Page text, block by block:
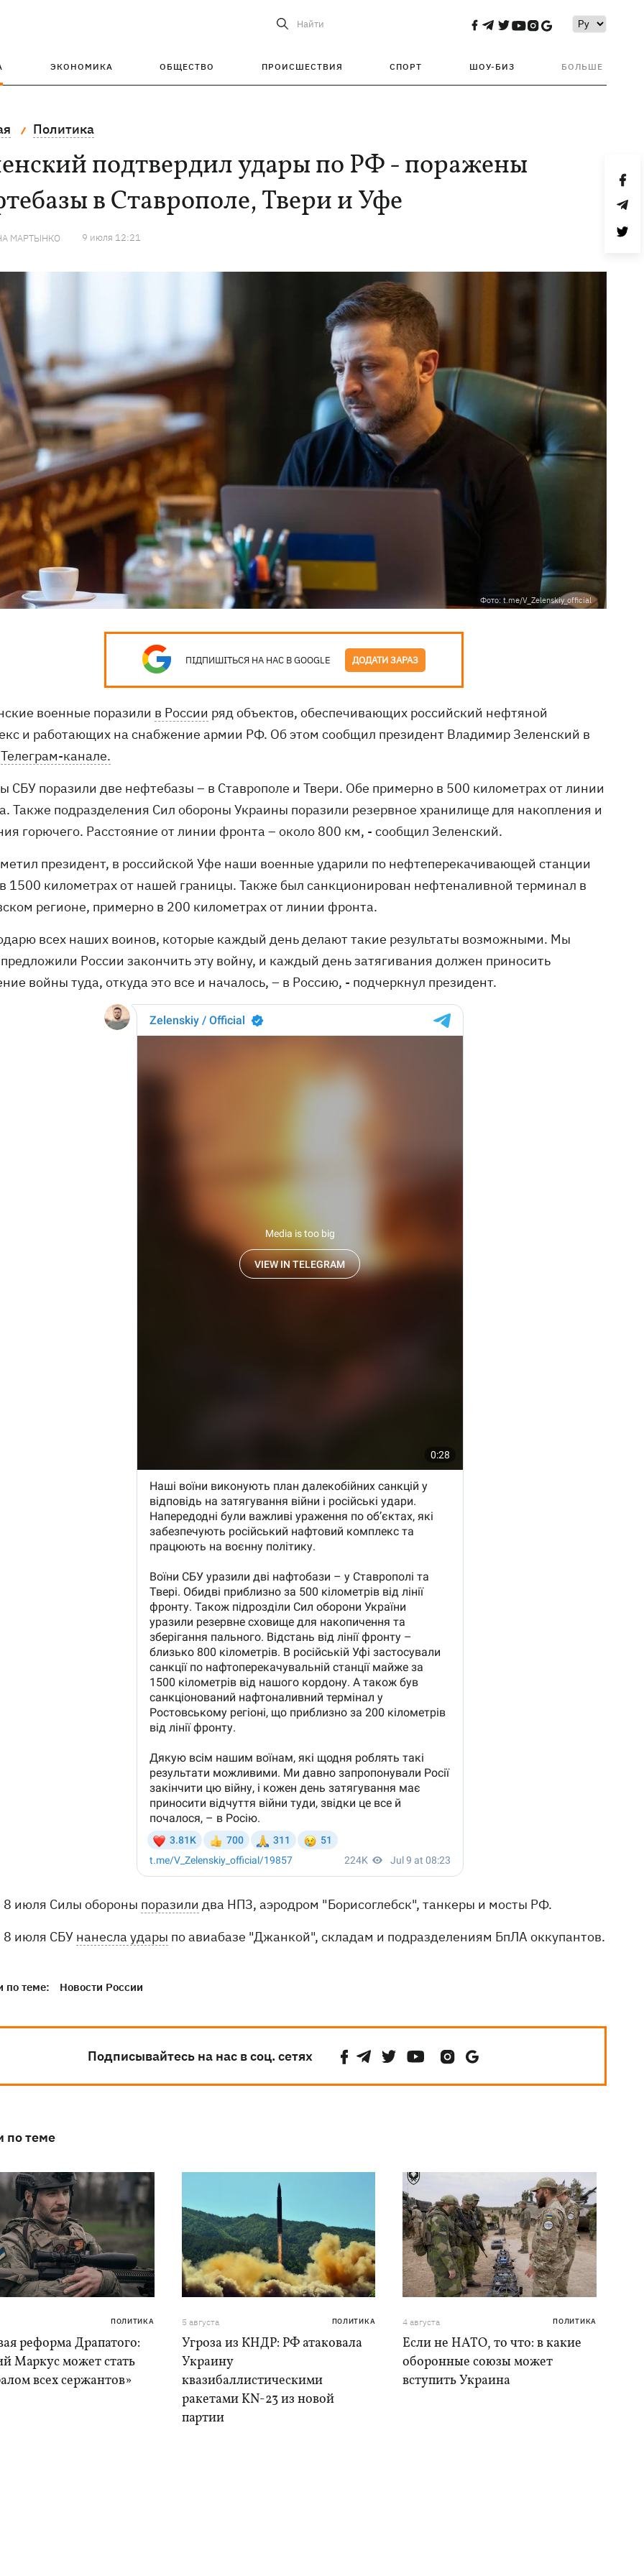
Найти
ЭКОНОМИКА ОБЩЕСТВО ПРОИСШЕСТВИЯ СПОРТ ШОУ-БИЗ БОЛЬШЕ
Политика
подтвердил удары по РФ - поражены
в Ставрополе, Твери и Уфе
МАРТЫНКО 9 июля 12:21
Фото: t.me/V_Zelenskiy_official
ПІДПИШІТЬСЯ НА НАС В GOOGLE ДОДАТИ ЗАРАЗ
военные поразили в России ряд объектов, обеспечивающих российский нефтяной
и работающих на снабжение армии РФ. Об этом сообщил президент Владимир Зеленский в
Телеграм-канале.
СБУ поразили две нефтебазы – в Ставрополе и Твери. Обе примерно в 500 километрах от линии
Также подразделения Сил обороны Украины поразили резервное хранилище для накопления и
горючего. Расстояние от линии фронта – около 800 км, - сообщил Зеленский.
президент, в российской Уфе наши военные ударили по нефтеперекачивающей станции
1500 километрах от нашей границы. Также был санкционирован нефтеналивной терминал в
регионе, примерно в 200 километрах от линии фронта.
всех наших воинов, которые каждый день делают такие результаты возможными. Мы
России закончить эту войну, и каждый день затягивания должен приносить
войны туда, откуда это все и началось, – в Россию, - подчеркнул президент.
8 июля Силы обороны поразили два НПЗ, аэродром "Борисоглебск", танкеры и мосты РФ.
8 июля СБУ нанесла удары по авиабазе "Джанкой", складам и подразделениям БпЛА оккупантов.
по теме: Новости России
Подписывайтесь на нас в соц. сетях
по теме
ПОЛИТИКА
реформа Драпатого:
Маркус может стать
всех сержантов»
5 августа ПОЛИТИКА
Угроза из КНДР: РФ атаковала
Украину
квазибаллистическими
ракетами KN-23 из новой
партии
4 августа ПОЛИТИКА
Если не НАТО, то что: в какие
оборонные союзы может
вступить Украина